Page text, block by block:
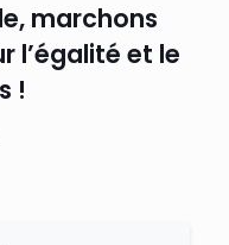
marchons
l’égalité et le
!